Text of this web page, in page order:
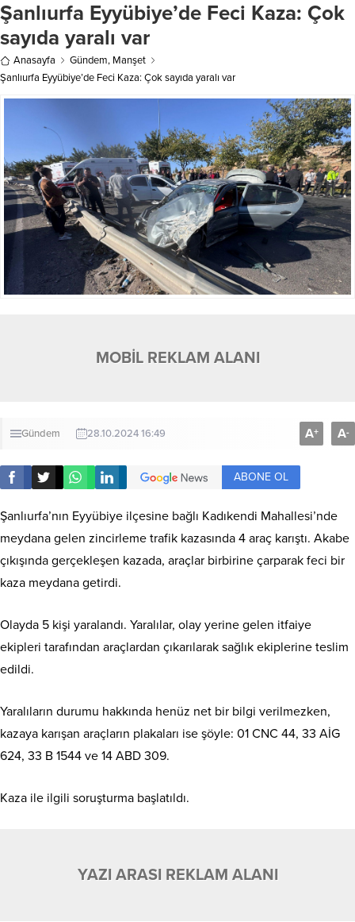
Şanlıurfa Eyyübiye’de Feci Kaza: Çok
sayıda yaralı var
Anasayfa Gündem, Manşet
Şanlıurfa Eyyübiye’de Feci Kaza: Çok sayıda yaralı var
MOBİL REKLAM ALANI
Gündem 28.10.2024 16:49 A+ A-
ABONE OL
Şanlıurfa’nın Eyyübiye ilçesine bağlı Kadıkendi Mahallesi’nde
meydana gelen zincirleme trafik kazasında 4 araç karıştı. Akabe
çıkışında gerçekleşen kazada, araçlar birbirine çarparak feci bir
kaza meydana getirdi.
Olayda 5 kişi yaralandı. Yaralılar, olay yerine gelen itfaiye
ekipleri tarafından araçlardan çıkarılarak sağlık ekiplerine teslim
edildi.
Yaralıların durumu hakkında henüz net bir bilgi verilmezken,
kazaya karışan araçların plakaları ise şöyle: 01 CNC 44, 33 AİG
624, 33 B 1544 ve 14 ABD 309.
Kaza ile ilgili soruşturma başlatıldı.
YAZI ARASI REKLAM ALANI